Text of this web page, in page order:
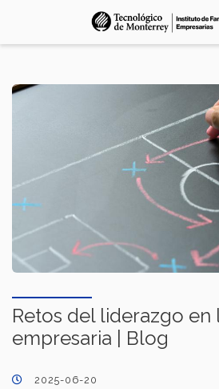
Retos del liderazgo en
empresaria | Blog
2025-06-20